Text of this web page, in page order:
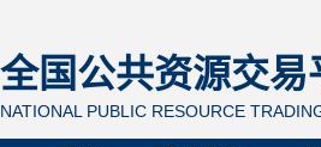
全国公共资源交易
NATIONAL PUBLIC RESOURCE